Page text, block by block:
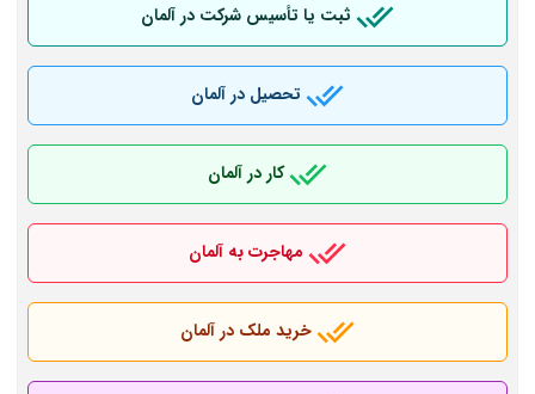
ثبت یا تأسیس شرکت در آلمان
تحصیل در آلمان
کار در آلمان
مهاجرت به آلمان
خرید ملک در آلمان